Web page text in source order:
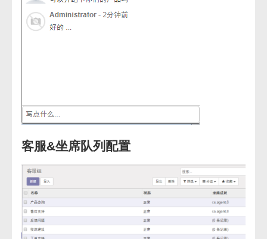
客服&坐席队列配置